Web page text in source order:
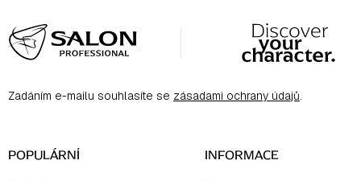
á
p
aZadáním e-mailu souhlasíte se zásadami ochrany údajů.
POPULÁRNÍ INFORMACE